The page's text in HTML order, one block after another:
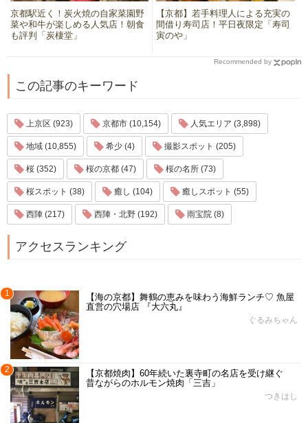
京都駅近く！炭火焼の自家菜園野
菜や和牛が楽しめる人気店！朝食
も評判「炭棲堂」
【京都】若手料理人による充実の
間借り寿司店！平日夜限定「寿司
寅のや」
Recommended by
この記事のキーワード
上京区 (923) 京都市 (10,154) 人気エリア (3,898)
地域 (10,855) 希少 (4) 撮影スポット (205)
桜 (352) 桜の京都 (47) 桜の名所 (73)
桜スポット (38) 癒し (104) 癒しスポット (55)
西陣 (217) 西陣・北野 (192) 雨宝院 (8)
アクセスランキング
1
【海の京都】舞鶴の恵みを味わう海鮮ランチ♡ 魚屋
直営の穴場店 『大六丸』
ぐるみちゃん
2
【京都焼肉】60年続いた裏寺町の名店を受け継ぐ
昔ながらのホルモン焼肉「三吉」
つきはし